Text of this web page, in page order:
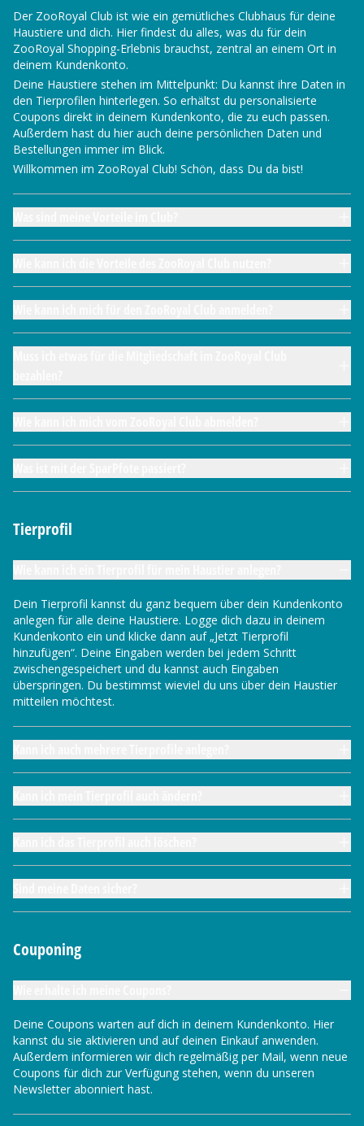
Der ZooRoyal Club ist wie ein gemütliches Clubhaus für deine
Haustiere und dich. Hier findest du alles, was du für dein
ZooRoyal Shopping-Erlebnis brauchst, zentral an einem Ort in
deinem Kundenkonto.
Deine Haustiere stehen im Mittelpunkt: Du kannst ihre Daten in
den Tierprofilen hinterlegen. So erhältst du personalisierte
Coupons direkt in deinem Kundenkonto, die zu euch passen.
Außerdem hast du hier auch deine persönlichen Daten und
Bestellungen immer im Blick.
Willkommen im ZooRoyal Club! Schön, dass Du da bist!
Tierprofil
Dein Tierprofil kannst du ganz bequem über dein Kundenkonto
anlegen für alle deine Haustiere. Logge dich dazu in deinem
Kundenkonto ein und klicke dann auf „Jetzt Tierprofil
hinzufügen“. Deine Eingaben werden bei jedem Schritt
zwischengespeichert und du kannst auch Eingaben
überspringen. Du bestimmst wieviel du uns über dein Haustier
mitteilen möchtest.
Couponing
Deine Coupons warten auf dich in deinem Kundenkonto. Hier
kannst du sie aktivieren und auf deinen Einkauf anwenden.
Außerdem informieren wir dich regelmäßig per Mail, wenn neue
Coupons für dich zur Verfügung stehen, wenn du unseren
Newsletter abonniert hast.